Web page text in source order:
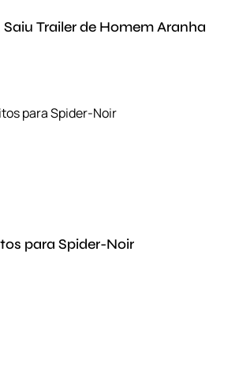
Trailer de Homem Aranha
para Spider-Noir